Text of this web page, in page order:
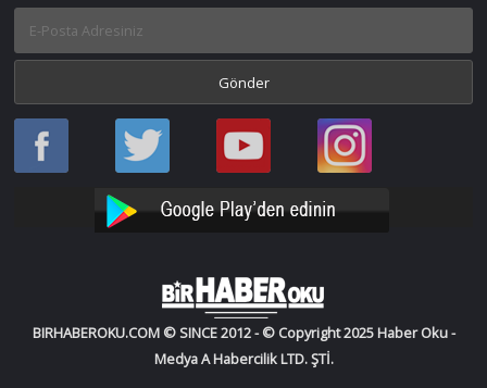
Haber
Oku
Haber
Oku
Bir
Haber
YouTube
Bir
Haber
Instagram
BIRHABEROKU.COM © SINCE 2012 - © Copyright 2025 Haber Oku -
Medya A Habercilik LTD. ŞTİ.